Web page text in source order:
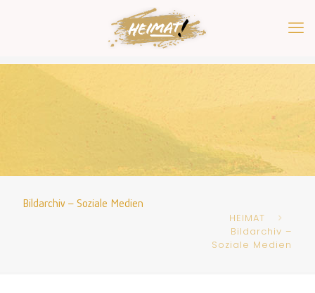
Bildarchiv – Soziale Medien
HEIMAT
Bildarchiv –
Soziale Medien